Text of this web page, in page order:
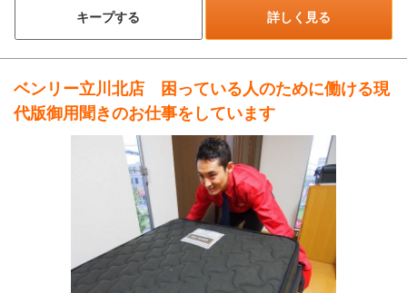
キープする 詳しく見る
ベンリー立川北店 困っている人のために働ける現
代版御用聞きのお仕事をしています